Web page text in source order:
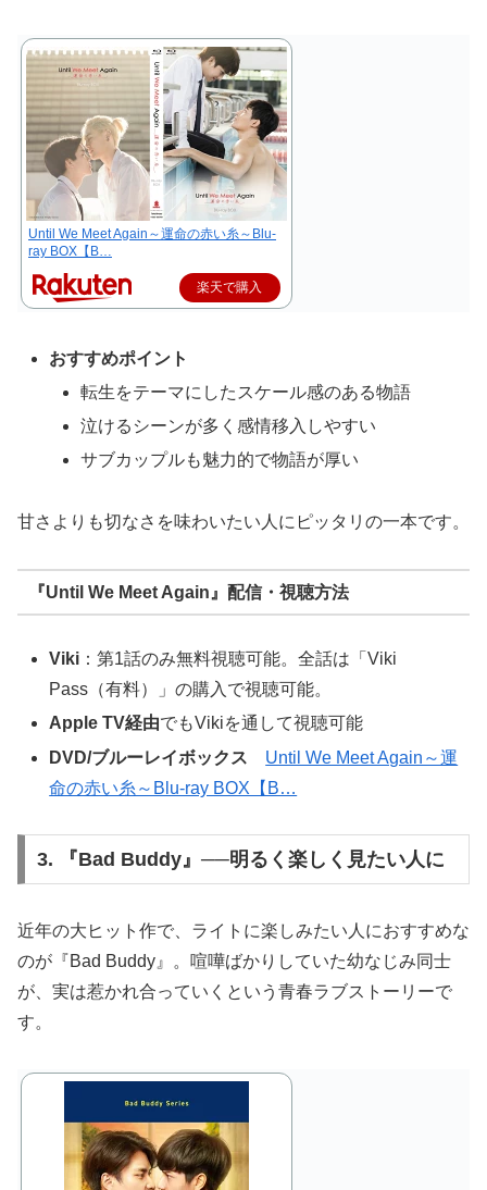
Until We Meet Again～運命の赤い糸～Blu-
ray BOX【B…
楽天で購入
おすすめポイント
転生をテーマにしたスケール感のある物語
泣けるシーンが多く感情移入しやすい
サブカップルも魅力的で物語が厚い
甘さよりも切なさを味わいたい人にピッタリの一本です。
『Until We Meet Again』配信・視聴方法
Viki ：第1話のみ無料視聴可能。全話は「Viki
Pass（有料）」の購入で視聴可能。
Apple TV経由でもVikiを通して視聴可能
DVD/ブルーレイボックス
Until We Meet Again～運
命の赤い糸～Blu-ray BOX【B…
3. 『Bad Buddy』──明るく楽しく見たい人に
近年の大ヒット作で、ライトに楽しみたい人におすすめな
のが『Bad Buddy』。喧嘩ばかりしていた幼なじみ同士
が、実は惹かれ合っていくという青春ラブストーリーで
す。